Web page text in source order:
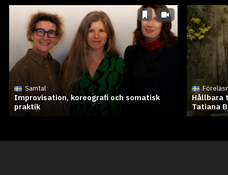
Samtal
Improvisation, koreografi och somatisk
praktik
Hållbara
Tatiana